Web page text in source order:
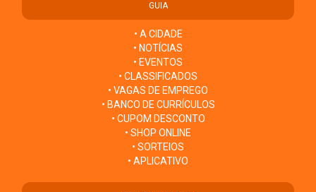
GUIA
• A CIDADE
• NOTÍCIAS
• EVENTOS
• CLASSIFICADOS
• VAGAS DE EMPREGO
• BANCO DE CURRÍCULOS
• CUPOM DESCONTO
• SHOP ONLINE
• SORTEIOS
• APLICATIVO